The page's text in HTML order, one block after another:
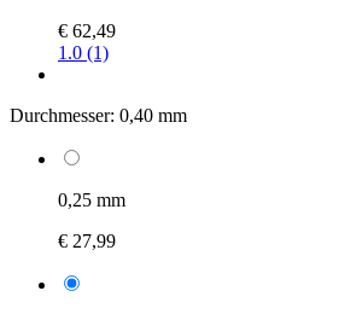
€ 62,49
1.0 (1)
Durchmesser: 0,40 mm
0,25 mm
€ 27,99